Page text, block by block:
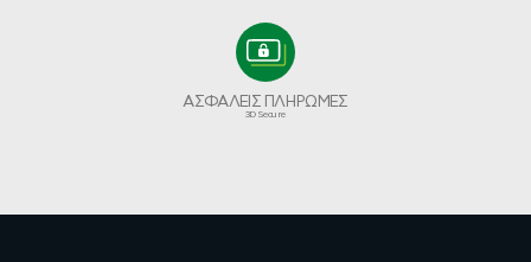
ΑΣΦΑΛΕΙΣ ΠΛΗΡΩΜΕΣ
3D Secure